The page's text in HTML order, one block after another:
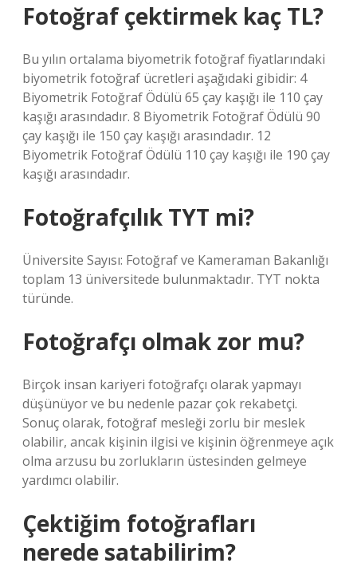
Fotoğraf çektirmek kaç TL?
Bu yılın ortalama biyometrik fotoğraf fiyatlarındaki
biyometrik fotoğraf ücretleri aşağıdaki gibidir: 4
Biyometrik Fotoğraf Ödülü 65 çay kaşığı ile 110 çay
kaşığı arasındadır. 8 Biyometrik Fotoğraf Ödülü 90
çay kaşığı ile 150 çay kaşığı arasındadır. 12
Biyometrik Fotoğraf Ödülü 110 çay kaşığı ile 190 çay
kaşığı arasındadır.
Fotoğrafçılık TYT mi?
Üniversite Sayısı: Fotoğraf ve Kameraman Bakanlığı
toplam 13 üniversitede bulunmaktadır. TYT nokta
türünde.
Fotoğrafçı olmak zor mu?
Birçok insan kariyeri fotoğrafçı olarak yapmayı
düşünüyor ve bu nedenle pazar çok rekabetçi.
Sonuç olarak, fotoğraf mesleği zorlu bir meslek
olabilir, ancak kişinin ilgisi ve kişinin öğrenmeye açık
olma arzusu bu zorlukların üstesinden gelmeye
yardımcı olabilir.
Çektiğim fotoğrafları
nerede satabilirim?